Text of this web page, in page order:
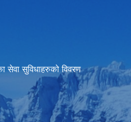
सेवा सुविधाहरुको विवरण